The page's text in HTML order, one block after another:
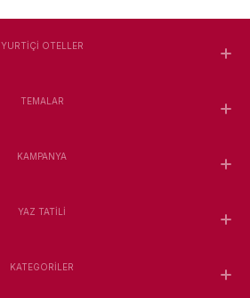
YURTIÇI OTELLER
TEMALAR
KAMPANYA
YAZ TATILI
KATEGORILER